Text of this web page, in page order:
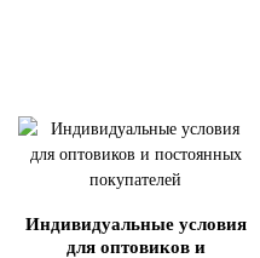
Индивидуальные условия
для оптовиков и